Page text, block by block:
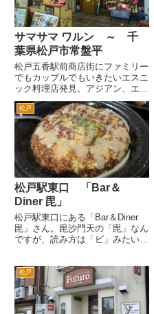
サマサマ ワルン ～ 千
葉県松戸市常盤平
松戸五香駅前商店街にファミリー
でもカップルでもいきたいエスニ
ック料理店発見。アジアン、エス
ニック料理専門店「サマサマワル
ン」さんです。 五香駅前の商店
街。僕が子供のころは、西友とイ
トーヨーカドーがあって、商店街
も土日はすごい人でした。常盤
平...
松戸
松戸駅東口 「Bar＆
Diner 毘」
松戸駅東口にある「Bar＆Diner
毘」さん。毘沙門天の「毘」なん
ですが、読み方は「ビ」みたいで
松戸駅東口のロータリーの三井住
友銀行前の十字路を右折して、3
分程度歩いた左手で...
松戸